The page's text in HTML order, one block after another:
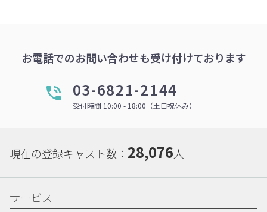
お電話でのお問い合わせも受け付けております
03-6821-2144
受付時間 10:00 - 18:00（土日祝休み）
現在の登録キャスト数： 28,076人
サービス